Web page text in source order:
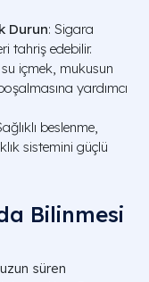
Durun: Sigara
tahriş edebilir.
içmek, mukusun
yardımcı
beslenme,
sistemini güçlü
Bilinmesi
süren